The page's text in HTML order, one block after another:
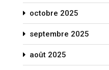
octobre 2025
septembre 2025
août 2025